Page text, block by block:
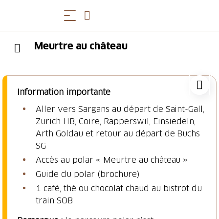
Meurtre au château
Information importante
Aller vers Sargans au départ de Saint-Gall,
Zurich HB, Coire, Rapperswil, Einsiedeln,
Arth Goldau et retour au départ de Buchs
SG
Accès au polar « Meurtre au château »
Guide du polar (brochure)
1 café, thé ou chocolat chaud au bistrot du
train SOB